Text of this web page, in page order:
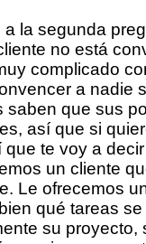
a la segunda
no está
complicado
a nadie
saben que sus
así que si
que te voy a
un cliente
Le ofrecemos
qué tareas
su